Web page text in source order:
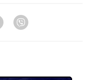
Telegram